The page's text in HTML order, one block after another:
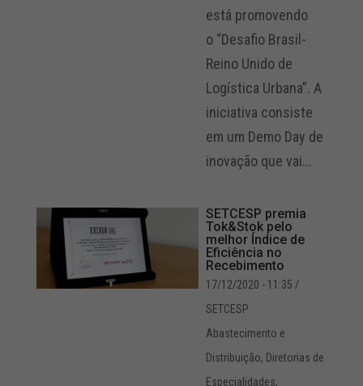
está promovendo
o “Desafio Brasil-
Reino Unido de
Logística Urbana”. A
iniciativa consiste
em um Demo Day de
inovação que vai...
SETCESP premia
Tok&Stok pelo
melhor Índice de
Eficiência no
Recebimento
17/12/2020 - 11:35 /
SETCESP
Abastecimento e
Distribuição, Diretorias de
Especialidades,